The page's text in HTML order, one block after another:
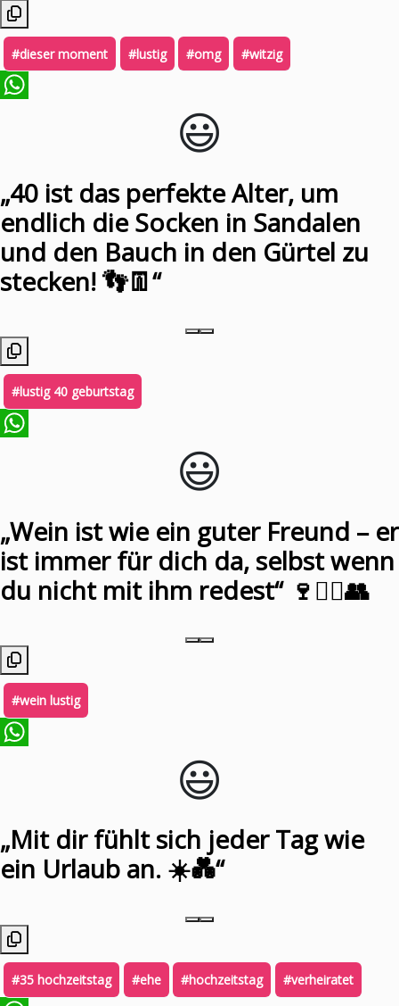
#dieser moment #lustig #omg #witzig
😃️
„40 ist das perfekte Alter, um
endlich die Socken in Sandalen
und den Bauch in den Gürtel zu
stecken! 👣👖“
#lustig 40 geburtstag
😃️
„Wein ist wie ein guter Freund – er
ist immer für dich da, selbst wenn
du nicht mit ihm redest“ 🍷🙋‍♀️👥
#wein lustig
😃️
„Mit dir fühlt sich jeder Tag wie
ein Urlaub an. ☀️💑“
#35 hochzeitstag #ehe #hochzeitstag #verheiratet